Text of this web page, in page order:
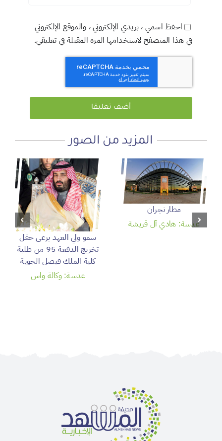
احفظ اسمي ، بريدي الإلكتروني ، والموقع الإلكتروني
في هذا المتصفح لاستخدامها المرة المقبلة في تعليقي.
المزيد من الصور
مطار نجران
عدسة: هادي آل قريشة
سمو ولي العهد يرعى حفل
تخريج الدفعة 95 من طلبة
كلية الملك فيصل الجوية
عدسة: وكالة واس